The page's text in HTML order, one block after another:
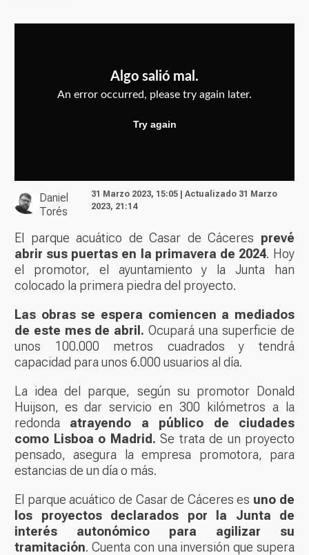
Daniel
Torés
31 Marzo 2023, 15:05 | Actualizado 31 Marzo
2023, 21:14
El parque acuático de Casar de Cáceres prevé
abrir sus puertas en la primavera de 2024. Hoy
el promotor, el ayuntamiento y la Junta han
colocado la primera piedra del proyecto.
Las obras se espera comiencen a mediados
de este mes de abril. Ocupará una superficie de
unos 100.000 metros cuadrados y tendrá
capacidad para unos 6.000 usuarios al día.
La idea del parque, según su promotor Donald
Huijson, es dar servicio en 300 kilómetros a la
redonda atrayendo a público de ciudades
como Lisboa o Madrid. Se trata de un proyecto
pensado, asegura la empresa promotora, para
estancias de un día o más.
El parque acuático de Casar de Cáceres es uno de
los proyectos declarados por la Junta de
interés autonómico para agilizar su
tramitación. Cuenta con una inversión que supera